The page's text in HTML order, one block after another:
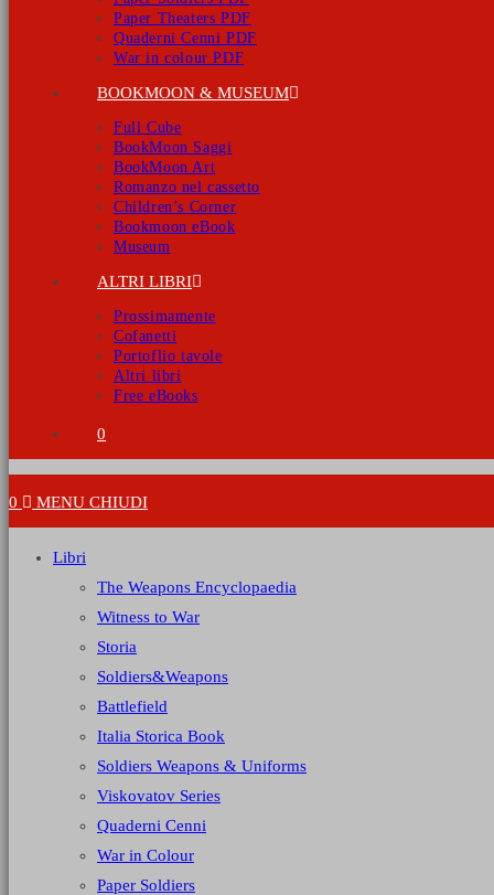
Paper Theaters PDF
Quaderni Cenni PDF
War in colour PDF
BOOKMOON & MUSEUM
Full Cube
BookMoon Saggi
BookMoon Art
Romanzo nel cassetto
Children’s Corner
Bookmoon eBook
Museum
ALTRI LIBRI
Prossimamente
Cofanetti
Portoflio tavole
Altri libri
Free eBooks
0
0 MENU CHIUDI
Libri
The Weapons Encyclopaedia
Witness to War
Storia
Soldiers&Weapons
Battlefield
Italia Storica Book
Soldiers Weapons & Uniforms
Viskovatov Series
Quaderni Cenni
War in Colour
Paper Soldiers